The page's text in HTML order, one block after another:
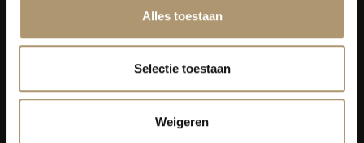
Alles toestaan
Selectie toestaan
Weigeren